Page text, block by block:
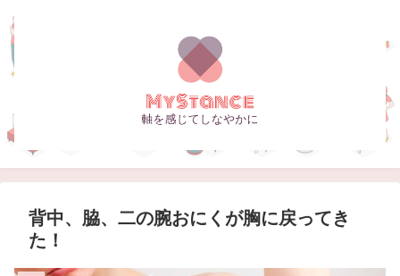
背中、脇、二の腕おにくが胸に戻ってき
た！